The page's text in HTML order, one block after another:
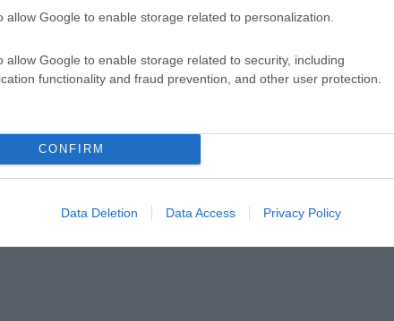
allow Google to enable storage related to personalization.
allow Google to enable storage related to security, including
functionality and fraud prevention, and other user protection.
CONFIRM
Data Deletion Data Access Privacy Policy
Marmiton lance de nouveauxCroûtons à l’Ail BIOqui se
!